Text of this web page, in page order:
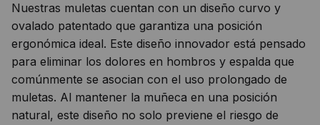
Nuestras muletas cuentan con un diseño curvo y
ovalado patentado que garantiza una posición
ergonómica ideal. Este diseño innovador está pensado
para eliminar los dolores en hombros y espalda que
comúnmente se asocian con el uso prolongado de
muletas. Al mantener la muñeca en una posición
natural, este diseño no solo previene el riesgo de